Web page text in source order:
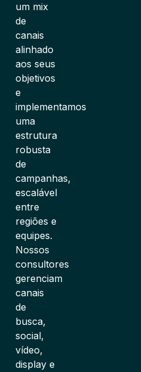
um mix
de
canais
alinhado
aos seus
objetivos
e
implementamos
uma
estrutura
robusta
de
campanhas,
escalável
entre
regiões e
equipes.
Nossos
consultores
gerenciam
canais
de
busca,
social,
vídeo,
display e